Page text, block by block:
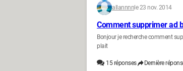
allannnn le 23 nov. 2014
Comment supprimer ad
Bonjour je recherche comment
plait
15réponses Dernière